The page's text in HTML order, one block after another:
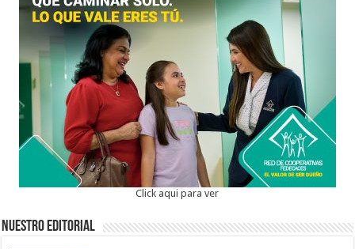
Click aqui para ver
Nuestro Editorial